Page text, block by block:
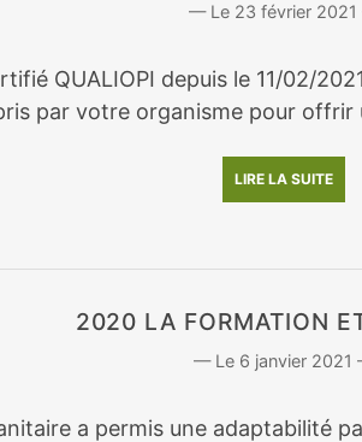
23 février 2021
QUALIOPI depuis le 11/02/
par votre organisme pour offrir
LIRE LA SUITE
2020 LA FORMATION
6 janvier 2021
a permis une adaptabilité